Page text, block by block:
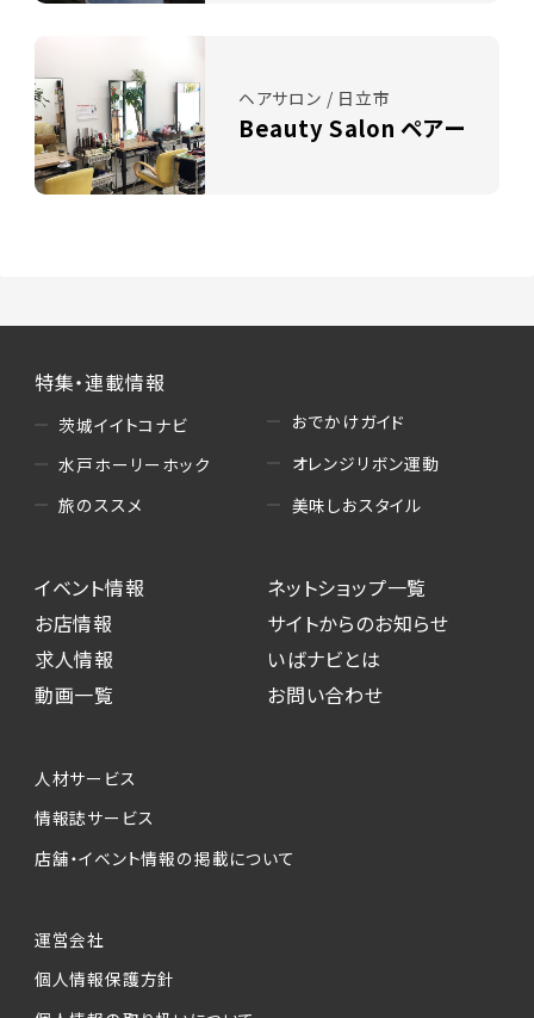
ヘアサロン / 日立市
Beauty Salon ペアー
特集・連載情報
茨城イイトコナビ
水戸ホーリーホック
旅のススメ
おでかけガイド
オレンジリボン運動
美味しおスタイル
イベント情報
お店情報
求人情報
動画一覧
ネットショップ一覧
サイトからのお知らせ
いばナビとは
お問い合わせ
人材サービス
情報誌サービス
店舗・イベント情報の掲載について
運営会社
個人情報保護方針